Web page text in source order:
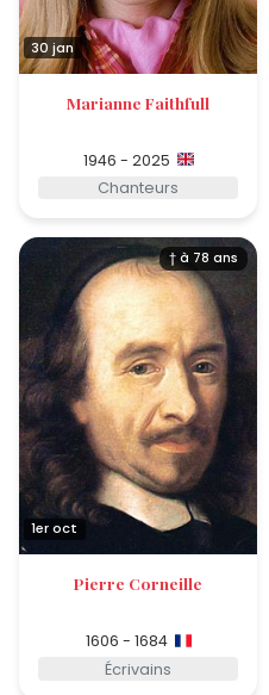
30 jan
Marianne Faithfull
1946 - 2025
Chanteurs
† à 78 ans
1er oct
Pierre Corneille
1606 - 1684
Écrivains